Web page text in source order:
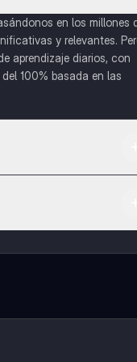
en los millones
y relevantes.
aprendizaje diarios, con
100% basada en las
funciones.